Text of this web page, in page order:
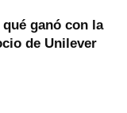
ganó con la
de Unilever